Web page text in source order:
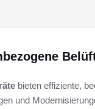
bieten effiziente,
und